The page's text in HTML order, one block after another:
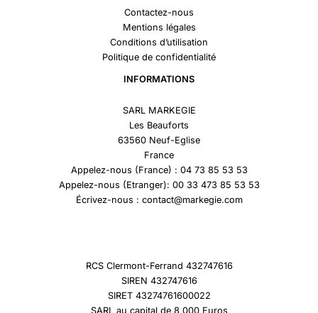
Contactez-nous
Mentions légales
Conditions d’utilisation
Politique de confidentialité
INFORMATIONS
SARL MARKEGIE
Les Beauforts
63560 Neuf-Eglise
France
Appelez-nous (France) : 04 73 85 53 53
Appelez-nous (Etranger): 00 33 473 85 53 53
Écrivez-nous : contact@markegie.com
RCS Clermont-Ferrand 432747616
SIREN 432747616
SIRET 43274761600022
SARL au capital de 8 000 Euros